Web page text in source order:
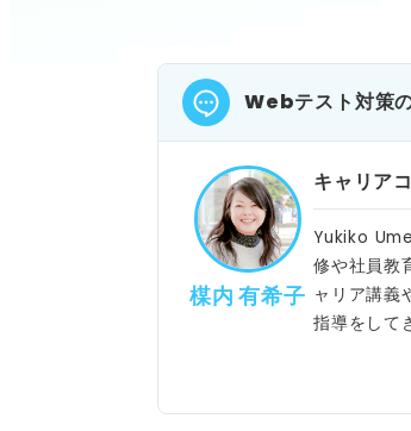
Webテスト対策
楳内 有希子
キャリア
Yukiko
修や社員教
ャリア講義
指導をして